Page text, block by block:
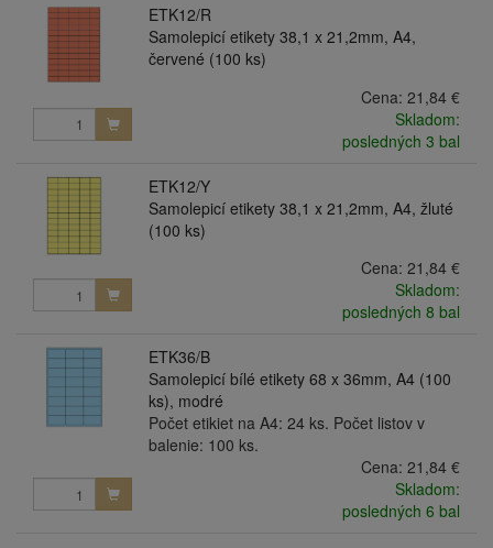
ETK12/R
Samolepicí etikety 38,1 x 21,2mm, A4,
červené (100 ks)
Cena: 21,84 €
Skladom:
posledných 3 bal
ETK12/Y
Samolepicí etikety 38,1 x 21,2mm, A4, žluté
(100 ks)
Cena: 21,84 €
Skladom:
posledných 8 bal
ETK36/B
Samolepicí bílé etikety 68 x 36mm, A4 (100
ks), modré
Počet etikiet na A4: 24 ks. Počet listov v
balenie: 100 ks.
Cena: 21,84 €
Skladom:
posledných 6 bal